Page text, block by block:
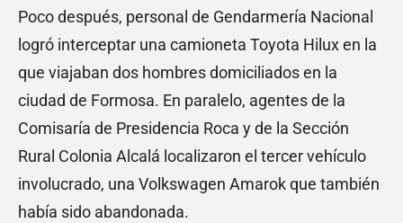
Poco después, personal de Gendarmería Nacional
logró interceptar una camioneta Toyota Hilux en la
que viajaban dos hombres domiciliados en la
ciudad de Formosa. En paralelo, agentes de la
Comisaría de Presidencia Roca y de la Sección
Rural Colonia Alcalá localizaron el tercer vehículo
involucrado, una Volkswagen Amarok que también
había sido abandonada.